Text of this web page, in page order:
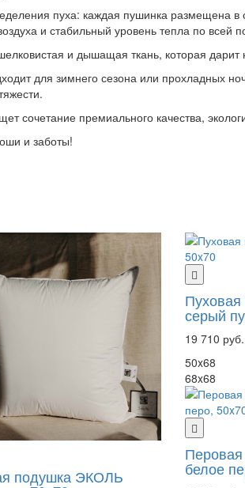
пуха: каждая пушинка размещена
и стабильный уровень тепла по всей
и дышащая ткань, которая
для зимнего сезона или прохладных
сочетание премиального качества,
и заботы!
подушка ЭКОЛЬ
серый
19 710 руб.
50x68
68x68
белое